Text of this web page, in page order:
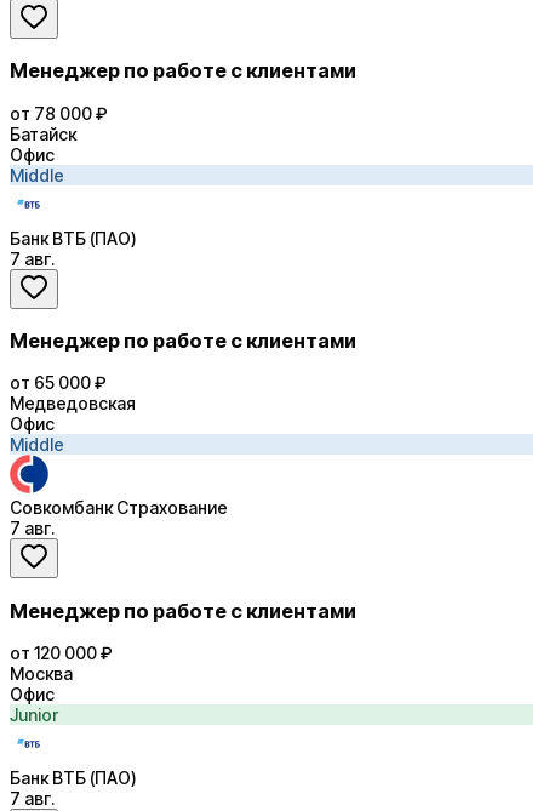
Менеджер по работе с клиентами
от 78 000 ₽
Батайск
Офис
Middle
Банк ВТБ (ПАО)
7 авг.
Менеджер по работе с клиентами
от 65 000 ₽
Медведовская
Офис
Middle
Совкомбанк Страхование
7 авг.
Менеджер по работе с клиентами
от 120 000 ₽
Москва
Офис
Junior
Банк ВТБ (ПАО)
7 авг.